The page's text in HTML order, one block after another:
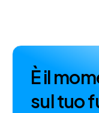
Èilmom
sultuof